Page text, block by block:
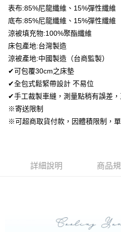
AFTEE先享後付是「在收到商品之後才
便利好安心！
１．簡單：不需註冊會員、不需綁卡、不
２．便利：只要手機號碼，簡訊認證，即
３．安心：先確認商品／服務後，再付款
１．於結帳方式選擇「AFTEE先享後付
結帳頁面，進行簡訊認證並確認金額後，
２．訂單成立數日內，您將收到繳費通知
３．收到繳費通知簡訊後14天內，點擊
ATM／網路銀行／等多元方式進行付款，
※ 請注意：結帳手續完成當下不需立刻
客戶支援中心」 https://
２．關於個人資料處理事宜，請瀏覽以下
https://aftee.tw/terms/#terms3
ATM付款
運送方式
全家取貨付款
免運費
付款後全家取貨
免運費
7-11取貨付款
每筆NT$60，滿NT$499(含以上)免
每筆NT$100，滿NT$499(含以上)免
表布:85%尼龍纖維、15%彈性纖維
底布:85%尼龍纖維、15%彈性纖維
涼被填充物:100%聚酯纖維
床包產地:台灣製造
涼被產地:中國製造（台商監製）
✔可包覆30cm之床墊
✔全包式鬆緊帶設計 不易位
✔手工裁製車縫，測量點稍有誤差
※寄送限制
※可超商取貨付款，因體積限制，
詳細說明 商品